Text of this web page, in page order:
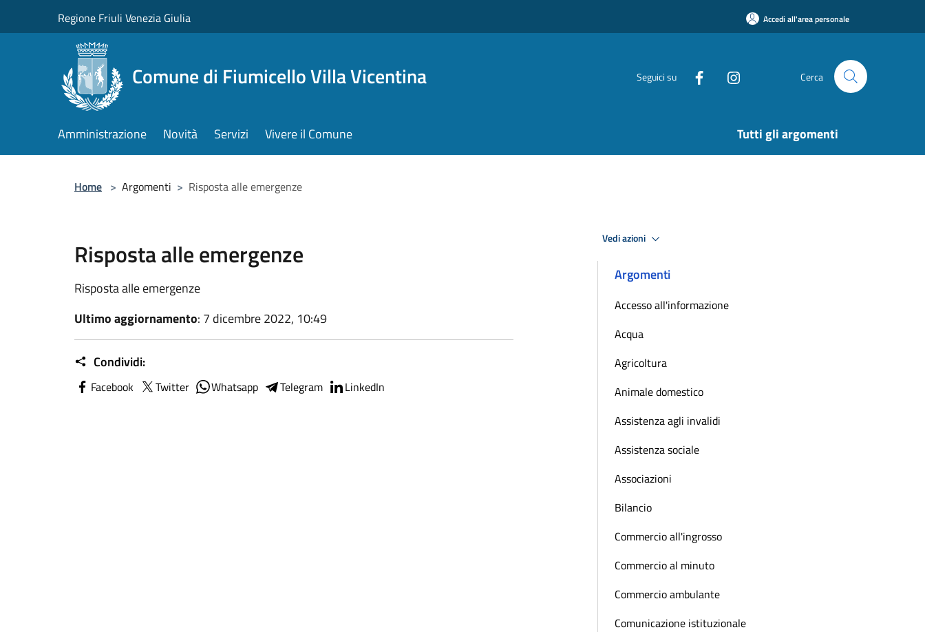
Regione Friuli Venezia Giulia Accedi all'area personale
Comune di Fiumicello Villa Vicentina Seguici su Cerca
Amministrazione Novità Servizi Vivere il Comune Tutti gli argomenti
Home > Argomenti > Risposta alle emergenze
Risposta alle emergenze
Risposta alle emergenze
Ultimo aggiornamento: 7 dicembre 2022, 10:49
Condividi:
Facebook Twitter Whatsapp Telegram LinkedIn
Vedi azioni
Argomenti
Accesso all'informazione
Acqua
Agricoltura
Animale domestico
Assistenza agli invalidi
Assistenza sociale
Associazioni
Bilancio
Commercio all'ingrosso
Commercio al minuto
Commercio ambulante
Comunicazione istituzionale